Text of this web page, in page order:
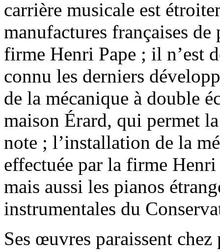
carrière musicale est
manufactures françaises
firme Henri Pape ; il n’est
connu les derniers
de la mécanique à double
maison Érard, qui permet
note ; l’installation de la
effectuée par la firme Henri
mais aussi les pianos
instrumentales du
Ses œuvres paraissent